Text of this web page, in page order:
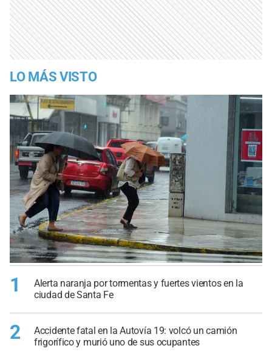
LO MÁS VISTO
1
Alerta naranja por tormentas y fuertes vientos en la
ciudad de Santa Fe
2
Accidente fatal en la Autovía 19: volcó un camión
frigorífico y murió uno de sus ocupantes